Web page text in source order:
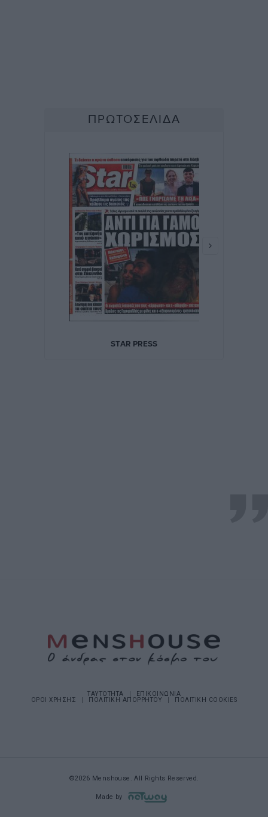
ΤΑΥΤΟΤΗΤΑ
ΕΠΙΚΟΙΝΩΝΙΑ
ΟΡΟΙ ΧΡΗΣΗΣ
ΠΟΛΙΤΙΚΗ ΑΠΟΡΡΗΤΟΥ ΠΟΛΙΤΙΚΗ COOKIES
©2026 Menshouse. All Rights Reserved.
Made by